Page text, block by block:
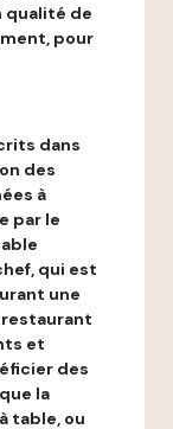
qualité de
pour
dans
des
à
par le
qui est
une
et
des
la
table, ou